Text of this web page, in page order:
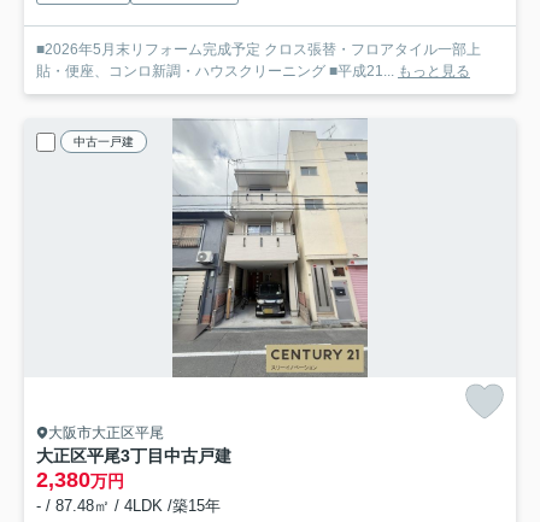
■2026年5月末リフォーム完成予定 クロス張替・フロアタイル一部上
貼・便座、コンロ新調・ハウスクリーニング ■平成21... もっと見る
中古一戸建
大阪市大正区平尾
大正区平尾3丁目中古戸建
2,380万円
- / 87.48㎡ / 4LDK /築15年